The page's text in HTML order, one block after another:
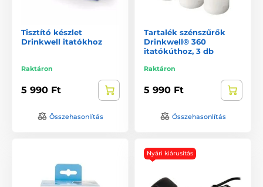
Tisztító készlet
Drinkwell itatókhoz
Raktáron
5 990 Ft
Összehasonlítás
Tartalék szénszűrők
Drinkwell® 360
itatókúthoz, 3 db
Raktáron
5 990 Ft
Összehasonlítás
Nyári kiárusítás